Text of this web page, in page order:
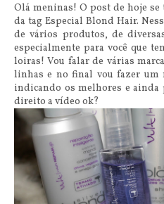
Olá meninas! O post de hoje
da tag Especial Blond Hair.
de vários produtos, de
especialmente para você que
loiras! Vou falar de várias
linhas e no final vou fazer um
indicando os melhores e ainda
direito a vídeo ok?